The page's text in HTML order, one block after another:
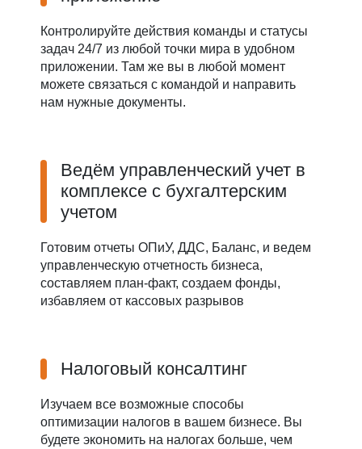
Контролируйте действия команды и статусы
задач 24/7 из любой точки мира в удобном
приложении. Там же вы в любой момент
можете связаться с командой и направить
нам нужные документы.
Ведём управленческий учет в
комплексе с бухгалтерским
учетом
Готовим отчеты ОПиУ, ДДС, Баланс, и ведем
управленческую отчетность бизнеса,
составляем план-факт, создаем фонды,
избавляем от кассовых разрывов
Налоговый консалтинг
Изучаем все возможные способы
оптимизации налогов в вашем бизнесе. Вы
будете экономить на налогах больше, чем